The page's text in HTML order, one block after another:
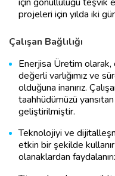
projeleri için yılda iki
Çalışan Bağlılığı
Enerjisa Üretim olarak,
değerli varlığımız ve
olduğuna inanırız.
taahhüdümüzü
geliştirilmiştir.
Teknolojiyi ve
etkin bir şekilde
olanaklardan